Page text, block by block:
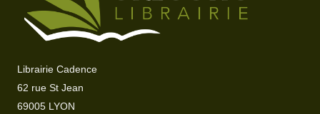
Librairie Cadence
62 rue St Jean
69005 LYON